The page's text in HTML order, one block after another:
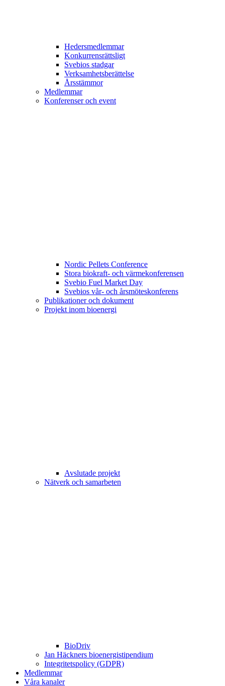
Hedersmedlemmar
Konkurrensrättsligt
Svebios stadgar
Verksamhetsberättelse
Årsstämmor
Medlemmar
Konferenser och event
Nordic Pellets Conference
Stora biokraft- och värmekonferensen
Svebio Fuel Market Day
Svebios vår- och årsmöteskonferens
Publikationer och dokument
Projekt inom bioenergi
Avslutade projekt
Nätverk och samarbeten
BioDriv
Jan Häckners bioenergistipendium
Integritetspolicy (GDPR)
Medlemmar
Våra kanaler